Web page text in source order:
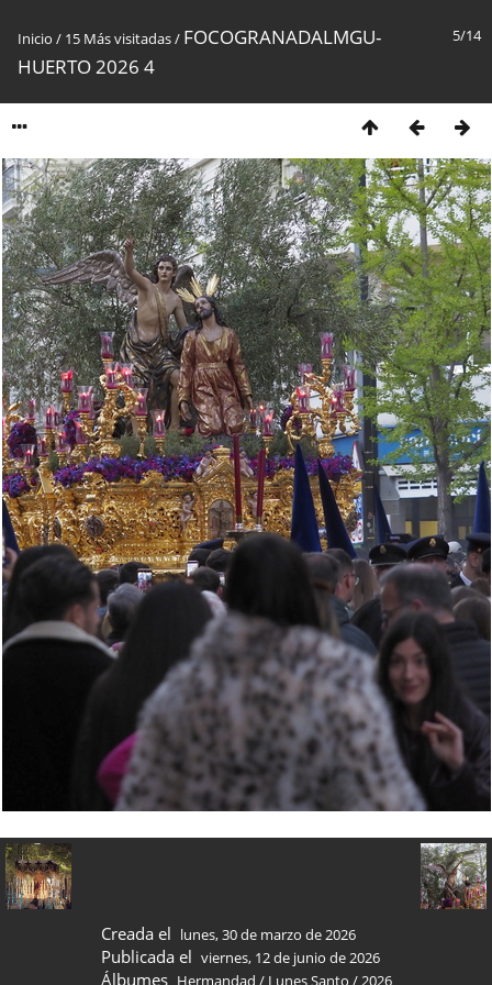
5/14
Inicio / 15 Más visitadas/ FOCOGRANADALMGU-
HUERTO 2026 4
Creada el lunes, 30 de marzo de 2026
Publicada el viernes, 12 de junio de 2026
Álbumes Hermandad / Lunes Santo / 2026